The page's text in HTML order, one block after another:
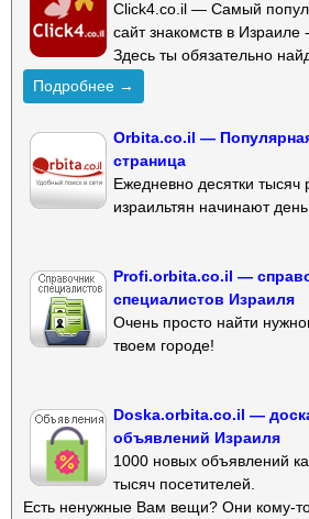
Click4.co.il — Самый
сайт знакомств в Израиле
Здесь ты обязательно
Подробнее →
Orbita.co.il —
страница
Ежедневно десятки тысяч
израильтян начинают
Profi.orbita.co.il —
специалистов Израиля
Очень просто найти
твоем городе!
Doska.orbita.co.il —
объявлений Израиля
1000 новых объявлений
тысяч посетителей.
Есть ненужные Вам вещи? Они кому-